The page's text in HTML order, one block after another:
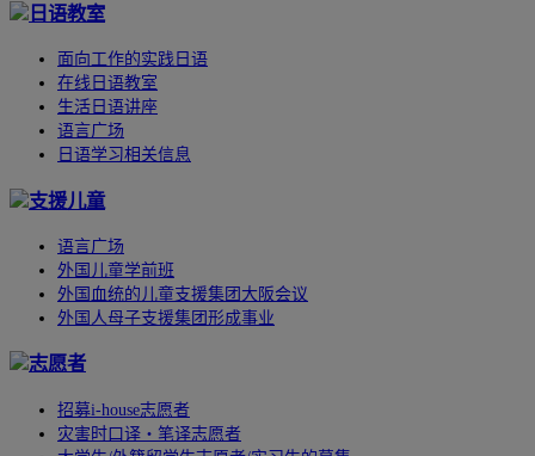
日语教室
面向工作的实践日语
在线日语教室
生活日语讲座
语言广场
日语学习相关信息
支援儿童
语言广场
外国儿童学前班
外国血统的儿童支援集团大阪会议
外国人母子支援集团形成事业
志愿者
招募i-house志愿者
灾害时口译・笔译志愿者